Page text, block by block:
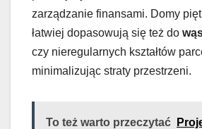
zarządzanie finansami. Domy
łatwiej dopasowują się też do
czy nieregularnych kształtów
minimalizując straty przestrzeni.
To też warto przeczytać